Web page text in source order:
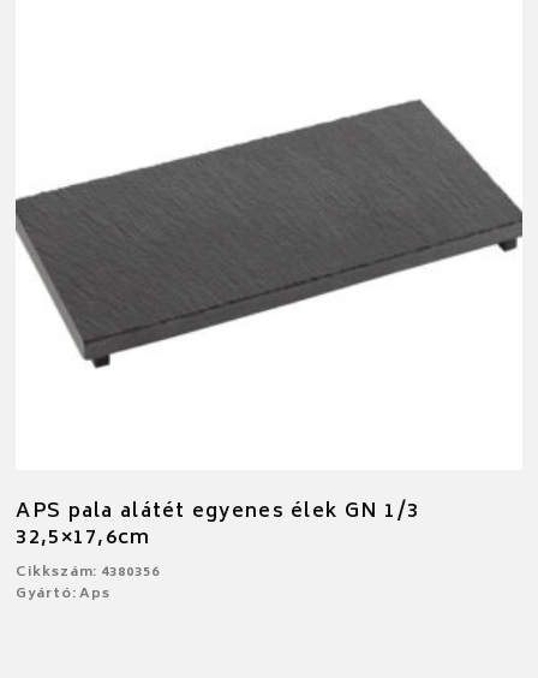
APS pala alátét egyenes élek GN 1/3
32,5×17,6cm
Cikkszám: 4380356
Gyártó: Aps